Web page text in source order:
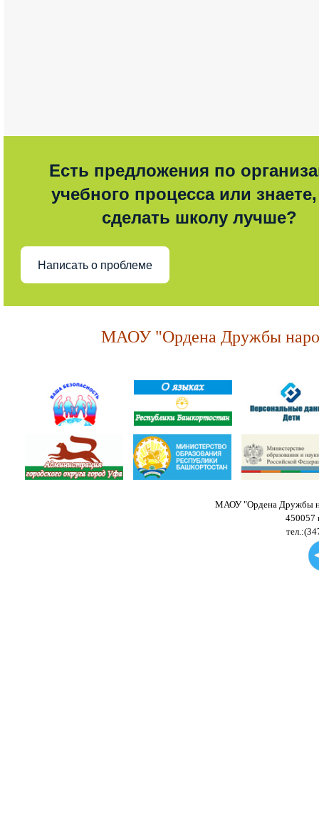
Есть предложения по
учебного процесса или знаете,
сделать школу лучше?
Написать о проблеме
МАОУ "Ордена Дружбы
МАОУ "Ордена Дружбы
450057